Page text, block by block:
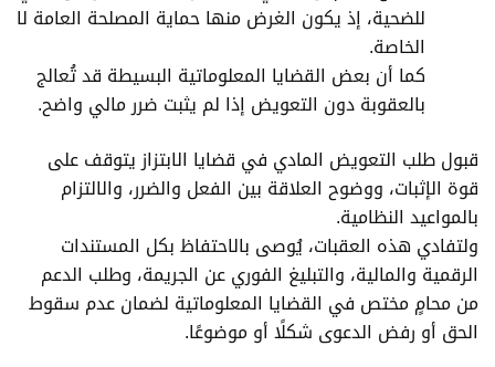
للضحية، إذ يكون الغرض منها حماية المصلحة العامة لا
الخاصة.
كما أن بعض القضايا المعلوماتية البسيطة قد تُعالج
بالعقوبة دون التعويض إذا لم يثبت ضرر مالي واضح.
قبول طلب التعويض المادي في قضايا الابتزاز يتوقف على
قوة الإثبات، ووضوح العلاقة بين الفعل والضرر، والالتزام
بالمواعيد النظامية.
ولتفادي هذه العقبات، يُوصى بالاحتفاظ بكل المستندات
الرقمية والمالية، والتبليغ الفوري عن الجريمة، وطلب الدعم
من محامٍ مختص في القضايا المعلوماتية لضمان عدم سقوط
الحق أو رفض الدعوى شكلًا أو موضوعًا.